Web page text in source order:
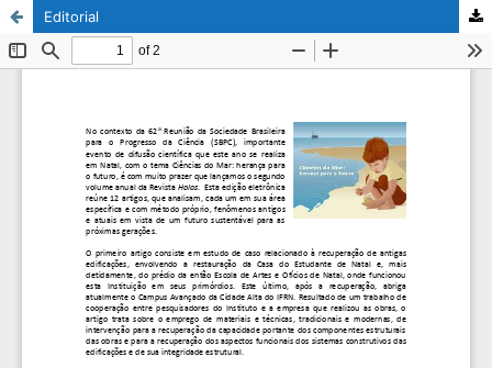
Editorial